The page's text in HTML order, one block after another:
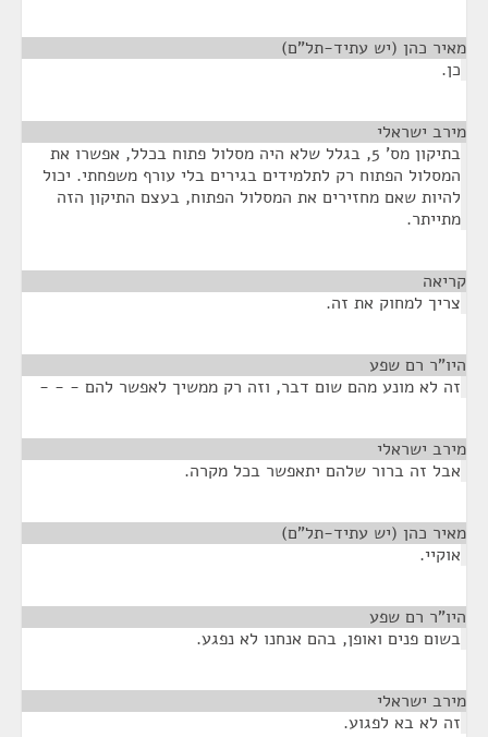
מאיר כהן (יש עתיד-תל"ם)
כן.
מירב ישראלי
בתיקון מס' 5, בגלל שלא היה מסלול פתוח בכלל, אפשרו את
המסלול הפתוח רק לתלמידים בגירים בלי עורף משפחתי. יכול
להיות שאם מחזירים את המסלול הפתוח, בעצם התיקון הזה
מתייתר.
קריאה
צריך למחוק את זה.
היו"ר רם שפע
זה לא מונע מהם שום דבר, וזה רק ממשיך לאפשר להם - - -
מירב ישראלי
אבל זה ברור שלהם יתאפשר בכל מקרה.
מאיר כהן (יש עתיד-תל"ם)
אוקיי.
היו"ר רם שפע
בשום פנים ואופן, בהם אנחנו לא נפגע.
מירב ישראלי
זה לא בא לפגוע.